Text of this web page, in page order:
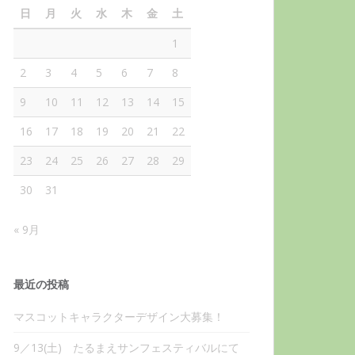
日 月 火 水 木 金
土
1
2
3 4 5 6 7
8
9
10 11 12 13 14
15
16
17 18 19 20 21
22
23
24 25 26 27 28
29
30
31
« 9月
最近の投稿
マスコットキャラクターデザイン大募集！
9／13(土) たるまえサンフェスティバルにて